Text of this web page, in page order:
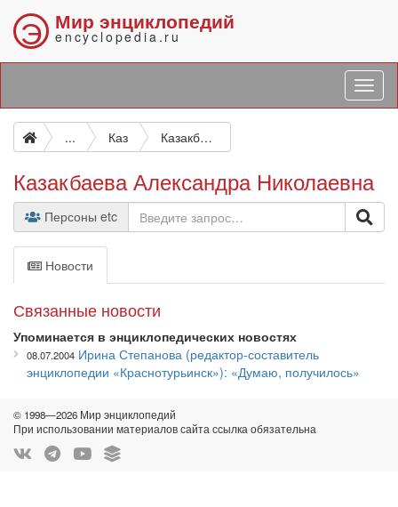
Э Мир энциклопедий
encyclopedia.ru
... Каз Казакбаева Александра Николаевна
Казакбаева Александра Николаевна
Персоны etc
Новости
Связанные новости
Упоминается в энциклопедических новостях
08.07.2004 Ирина Степанова (редактор-составитель
энциклопедии «Краснотурьинск»): «Думаю, получилось»
© 1998—2026 Мир энциклопедий
При использовании материалов сайта ссылка обязательна